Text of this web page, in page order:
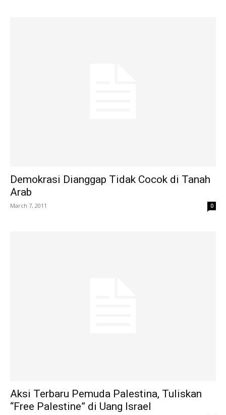
Demokrasi Dianggap Tidak Cocok di Tanah
Arab
March 7, 2011 0
Aksi Terbaru Pemuda Palestina, Tuliskan
“Free Palestine” di Uang Israel